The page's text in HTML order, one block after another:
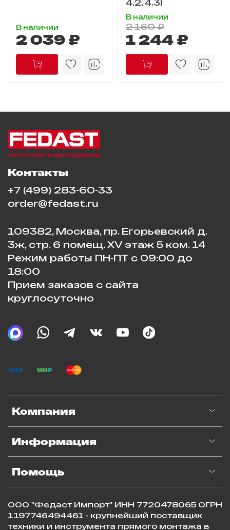
В наличии
2 039 ₽
4.2, 4.3)
В наличии
2 160 ₽
1 244 ₽
Компания
Информация
Помощь
Контакты
+7 (499) 283-60-33
order@fedast.ru
109382, Москва, пр. Егорьевский д.
3ж, стр. 6 помещ. XV этаж 5 ком. 14
Режим работы ПН-ПТ с 09:00 до
18:00
Прием заказов с сайта
круглосуточно
ООО "Федаст Импорт" ИНН 7720478065 ОГРН
1197746494461 - крупнейший поставщик
техники и инструмента прямого монтажа в